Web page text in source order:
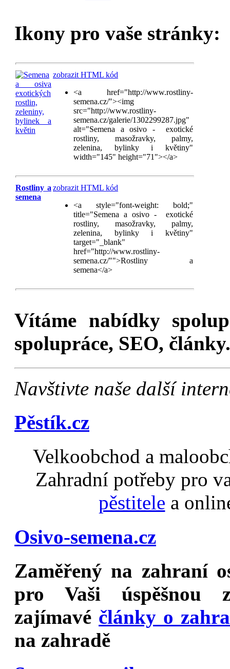
Ikony pro vaše stránky:
zobrazit HTML kód
<a href="http://www.rostliny-
semena.cz/"><img
src="http://www.rostliny-
semena.cz/galerie/1302299287.jpg"
alt="Semena a osivo - exotické
rostliny, masožravky, palmy,
zelenina, bylinky i květiny"
width="145" height="71"></a>
Rostliny a
semena
zobrazit HTML kód
<a style="font-weight: bold;"
title="Semena a osivo - exotické
rostliny, masožravky, palmy,
zelenina, bylinky i květiny"
target="_blank"
href="http://www.rostliny-
semena.cz/"">Rostliny a
semena</a>
Vítáme nabídky
spolupráce, SEO,
Navštivte naše další
Pěstík.cz
Velkoobchod a
Zahradní potřeby pro
pěstitele a
Osivo-semena.cz
Zaměřený na zahraní
pro Vaši úspěšnou
zajímavé články o
na zahradě